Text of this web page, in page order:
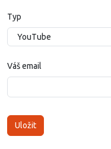
Typ
Váš email